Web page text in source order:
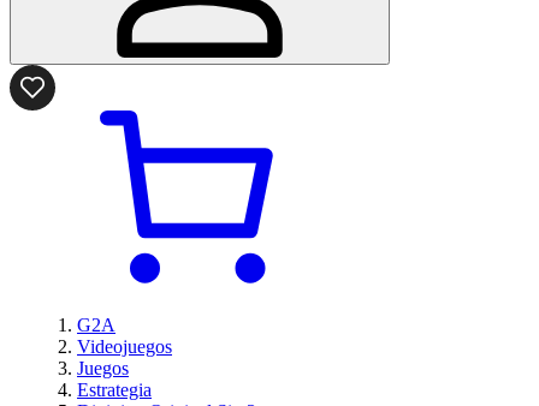
G2A
Videojuegos
Juegos
Estrategia